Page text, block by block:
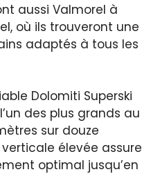
aussi Valmorel à
où ils trouveront une
adaptés à tous les
Dolomiti Superski
des plus grands au
sur douze
élevée assure
optimal jusqu’en